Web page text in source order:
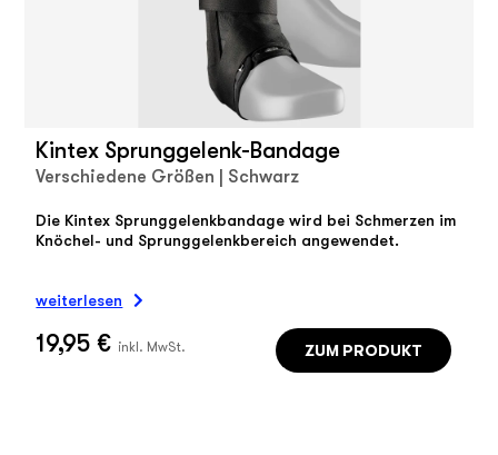
Kintex Sprunggelenk-Bandage
Verschiedene Größen | Schwarz
Die Kintex Sprunggelenkbandage wird bei Schmerzen im
Knöchel- und Sprunggelenkbereich angewendet.
weiterlesen
19,95 € inkl. MwSt. ZUM PRODUKT